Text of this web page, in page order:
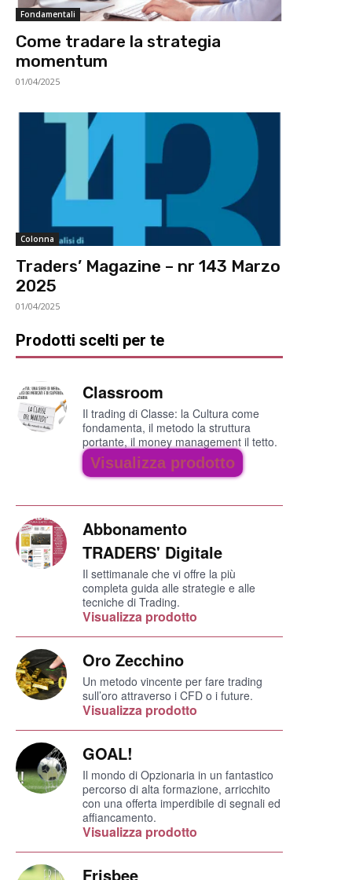
Fondamentali
Come tradare la strategia
momentum
01/04/2025
Colonna
Traders’ Magazine – nr 143 Marzo
2025
01/04/2025
Prodotti scelti per te
Classroom
Il trading di Classe: la Cultura come
fondamenta, il metodo la struttura
portante, il money management il tetto.
Visualizza prodotto
Abbonamento
TRADERS' Digitale
Il settimanale che vi offre la più
completa guida alle strategie e alle
tecniche di Trading.
Visualizza prodotto
Oro Zecchino
Un metodo vincente per fare trading
sull’oro attraverso i CFD o i future.
Visualizza prodotto
GOAL!
Il mondo di Opzionaria in un fantastico
percorso di alta formazione, arricchito
con una offerta imperdibile di segnali ed
affiancamento.
Visualizza prodotto
Frisbee